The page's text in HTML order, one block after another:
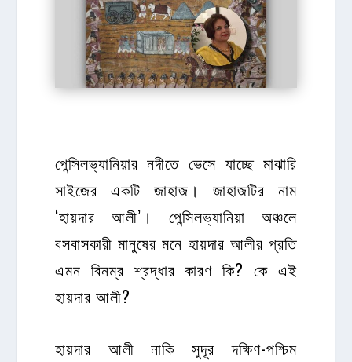
পেন্সিলভ্যানিয়ার নদীতে ভেসে যাচ্ছে মাঝারি
সাইজের একটি জাহাজ। জাহাজটির নাম
‘হায়দার আলী’। পেন্সিলভ্যানিয়া অঞ্চলে
বসবাসকারী মানুষের মনে হায়দার আলীর প্রতি
এমন বিনম্র শ্রদ্ধার কারণ কি? কে এই
হায়দার আলী?
হায়দার আলী নাকি সুদূর দক্ষিণ-পশ্চিম